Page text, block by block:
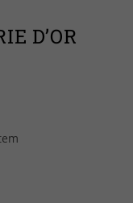
D’OR